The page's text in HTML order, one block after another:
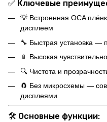
✅ Ключевые
💡 Встроенная OCA
дисплеем
🔧 Быстрая установка —
📱 Высокая
🔍 Чистота и
🧲 Без микросхемы —
дисплеями
🛠️ Основные функции: